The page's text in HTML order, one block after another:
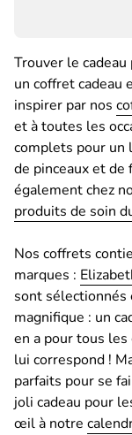
Trouver le
un coffret cadeau
inspirer par nos
et à toutes les
complets pour un
de pinceaux et de
également chez
produits de soin
Nos coffrets
marques :
sont sélectionnés
magnifique : un
en a pour tous les
lui correspond !
parfaits pour se
joli cadeau pour
œil à notre